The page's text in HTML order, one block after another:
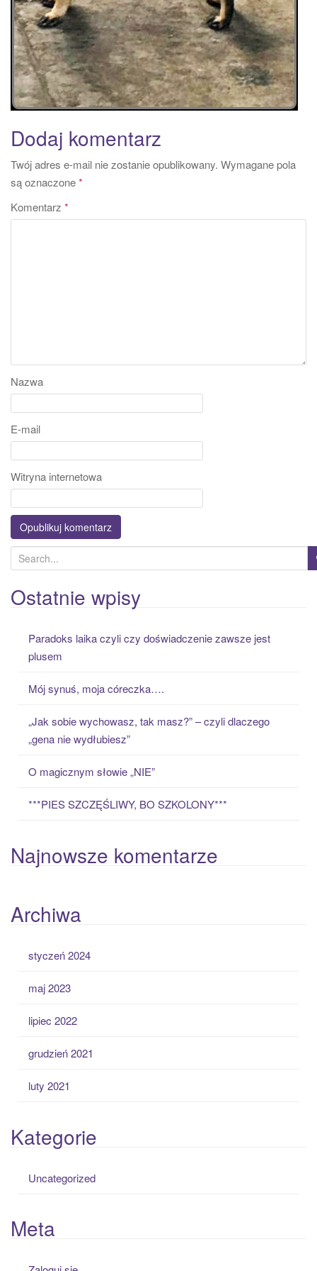
Dodaj komentarz
Twój adres e-mail nie zostanie opublikowany. Wymagane pola
są oznaczone*
Komentarz *
Nazwa
E-mail
Witryna internetowa
e
a
r
Ostatnie wpisy
Paradoks laika czyli czy doświadczenie zawsze jest
plusem
Mój synuś, moja córeczka….
„Jak sobie wychowasz, tak masz?” – czyli dlaczego
„gena nie wydłubiesz”
O magicznym słowie „NIE”
***PIES SZCZĘŚLIWY, BO SZKOLONY***
Najnowsze komentarze
Archiwa
styczeń 2024
maj 2023
lipiec 2022
grudzień 2021
luty 2021
Kategorie
Uncategorized
Meta